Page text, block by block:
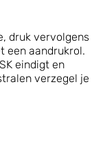
druk vervolgens
een aandrukrol.
eindigt en
verzegel je